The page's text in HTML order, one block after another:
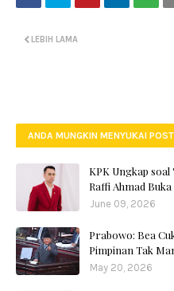
LEBIH LAMA
ANDA MUNGKIN MENYUKAI
KPK Ungkap soal
Raffi Ahmad Buka
June 09, 2026
Prabowo: Bea
Pimpinan Tak
May 20, 2026